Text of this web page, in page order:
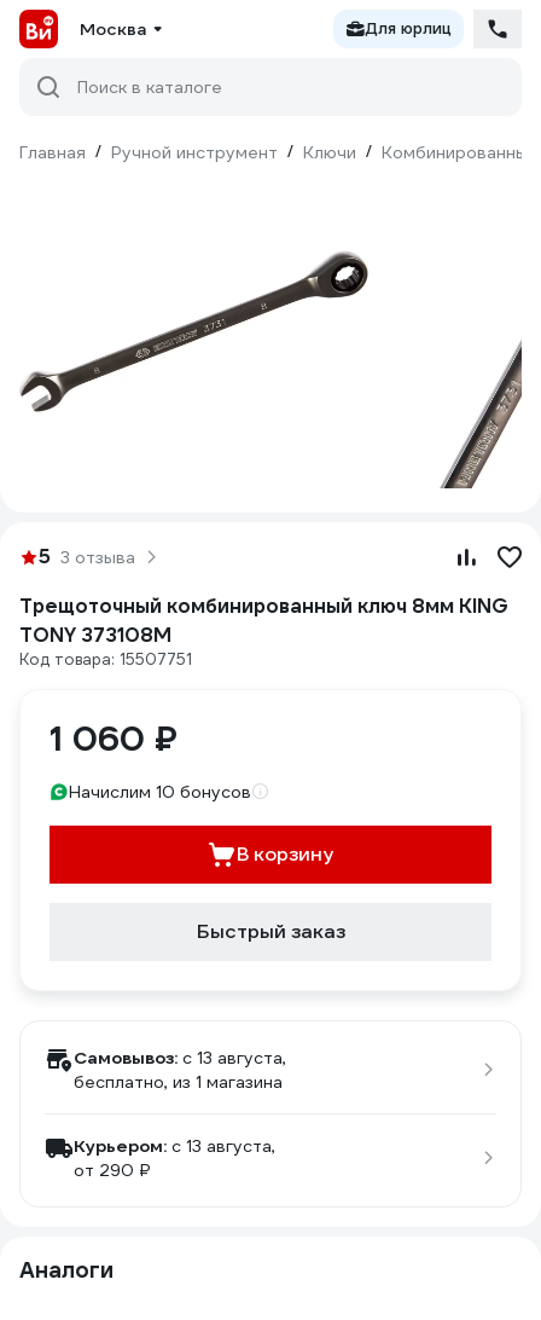
Москва Для юрлиц
Поиск в каталоге
Главная / Ручной инструмент / Ключи / Комбинированные
5 3 отзыва
Трещоточный комбинированный ключ 8мм KING
TONY 373108M
Код товара: 15507751
1 060 ₽
Начислим 10 бонусов
В корзину
Быстрый заказ
Самовывоз: c 13 августа,
бесплатно, из 1 магазина
Курьером: c 13 августа,
от 290 ₽
Аналоги